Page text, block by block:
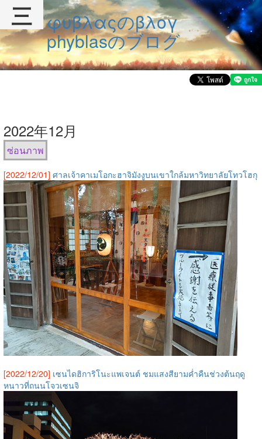
φυβλαςのβλογ
phyblasのブログ
2022年12月
ซ่อนภาพ
[2022/12/01] ศาลเจ้าคาเมโอกะฮาจิมังงูบนเขาใกล้มหาวิทยาลัยโทวโฮกุ
[2022/12/20] เซนไดฮิการิโนะแพเจนต์ ชมแสงสียามค่ำคืนช่วงต้นฤดู
หนาวที่ถนนโจวเซนจิ
三